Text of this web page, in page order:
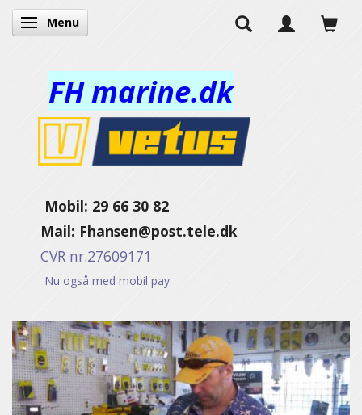
Navigatie in-/uitschakelen
Menu
FH marine.dk
Mobil: 29 66 30 82
Mail: Fhansen@post.tele.dk
CVR nr.27609171
Nu også med mobil pay